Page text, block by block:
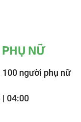
NỮ
100 người phụ nữ
04:00